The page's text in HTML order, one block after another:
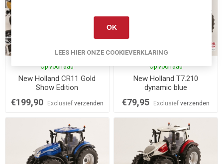
Op voorraad
New Holland CR11 Gold
Show Edition
€199,90 Exclusief verzenden
Op voorraad
New Holland T7.210
dynamic blue
€79,95 Exclusiefverzenden
OK
LEES HIER ONZE COOKIEVERKLARING